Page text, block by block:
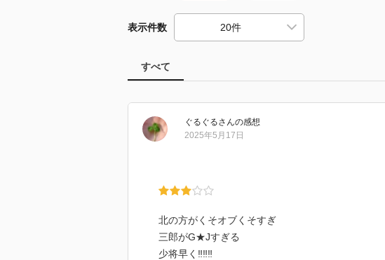
表示件数
すべて
ぐるぐるさんの感想
2025年5月17日
北の方がくそオブくそすぎ
三郎がG★Jすぎる
少将早く‼‼‼